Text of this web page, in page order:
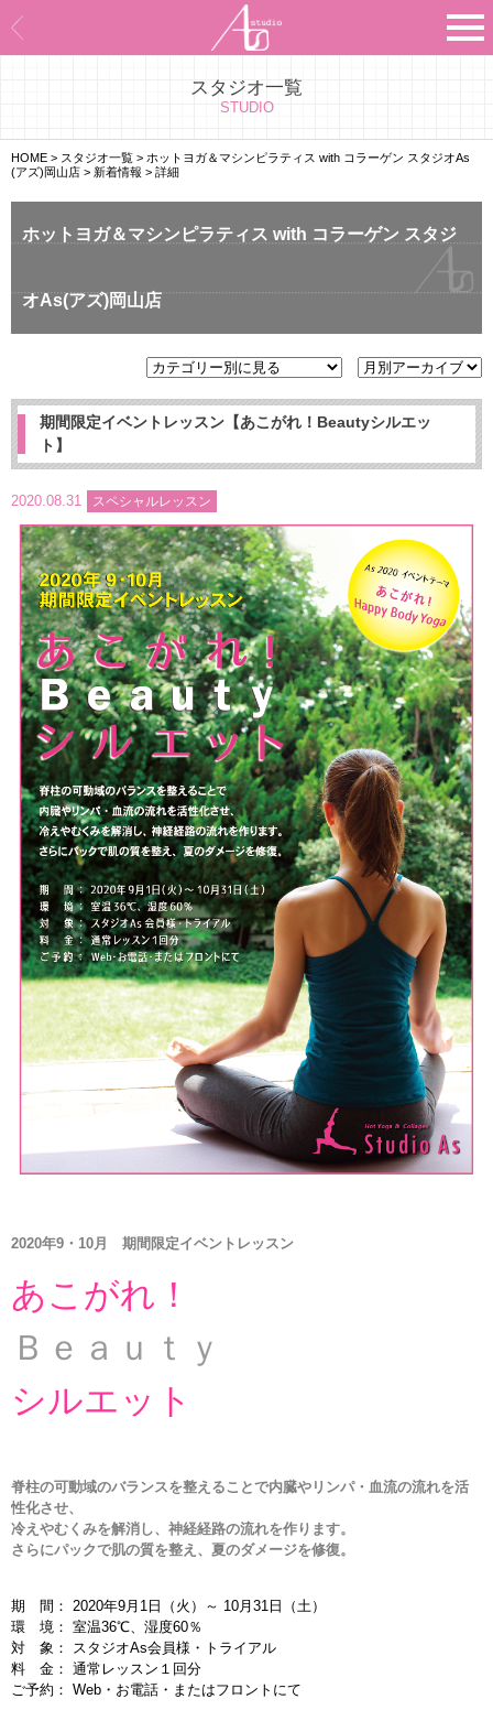
スタジオ一覧
STUDIO
HOME > スタジオ一覧 > ホットヨガ＆マシンピラティス with コラーゲン スタジオAs
(アズ)岡山店 > 新着情報 > 詳細
ホットヨガ＆マシンピラティス with コラーゲン スタジ
オAs(アズ)岡山店
期間限定イベントレッスン【あこがれ！Beautyシルエッ
ト】
2020.08.31 スペシャルレッスン
2020年9・10月 期間限定イベントレッスン
あこがれ！
Ｂｅａｕｔｙ
シルエット
脊柱の可動域のバランスを整えることで内臓やリンパ・血流の流れを活
性化させ、
冷えやむくみを解消し、神経経路の流れを作ります。
さらにパックで肌の質を整え、夏のダメージを修復。
期 間： 2020年9月1日（火）～ 10月31日（土）
環 境： 室温36℃、湿度60％
対 象： スタジオAs会員様・トライアル
料 金： 通常レッスン１回分
ご予約： Web・お電話・またはフロントにて
Asのコンセプト
Asのナビゲーションシステム
施設紹介
よくあるご質問
エビデンス
お客様の声
インストラクターのメッセージ
会社案内
指導員育成コース
セミナー開催
スタッフブログ
ご入会のご予約
お問い合わせ
採用情報
プライバシーポリシー